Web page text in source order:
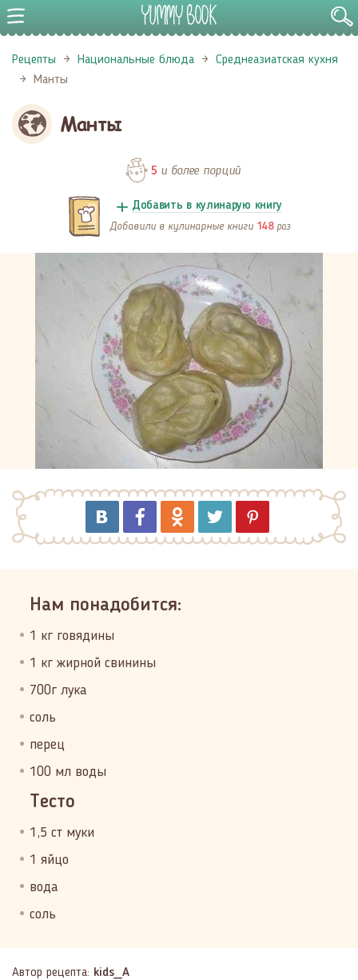
Рецепты Национальные блюда
Среднеазиатская кухня
Манты
Манты
5 и более порций
Добавить в кулинарую книгу
Добавили в кулинарные книги 148 раз
Нам понадобится:
1 кг говядины
1 кг жирной свинины
700г лука
соль
перец
100 мл воды
Тесто
1,5 ст муки
1 яйцо
вода
соль
Автор рецепта: kids_A